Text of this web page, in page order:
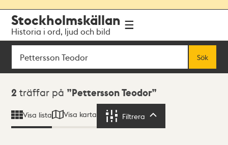
navigationen
huvudinnehållet
Stockholmskällan
Historia i ord, ljud och bild
Sök
Sök
Sökresultat
2 träffar på Pettersson Teodor
Visa lista Visa karta Filtrera